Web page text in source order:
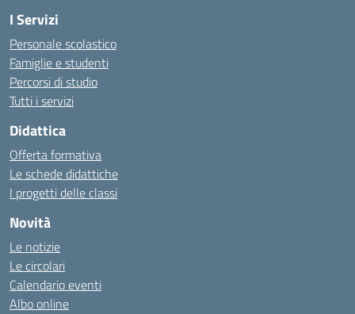
I Servizi
Personale scolastico
Famiglie e studenti
Percorsi di studio
Tutti i servizi
Didattica
Offerta formativa
Le schede didattiche
I progetti delle classi
Novità
Le notizie
Le circolari
Calendario eventi
Albo online